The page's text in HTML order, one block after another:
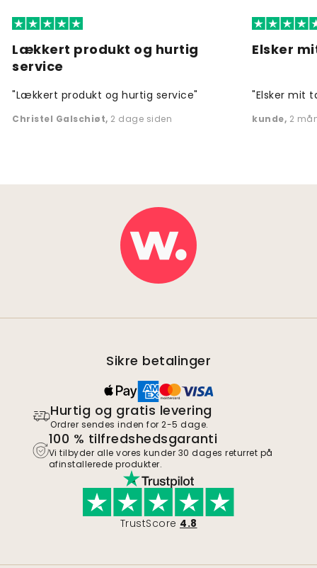
Lækkert produkt og hurtig
service
"Lækkert produkt og hurtig service"
Christel Galschiøt, 2 dage siden
Elsker
"Elsker mit
kunde, 2
Sikre betalinger
Hurtig og gratis levering
Ordrer sendes inden for 2-5 dage.
100 % tilfredshedsgaranti
Vi tilbyder alle vores kunder 30 dages returret på
afinstallerede produkter.
TrustScore 4.8